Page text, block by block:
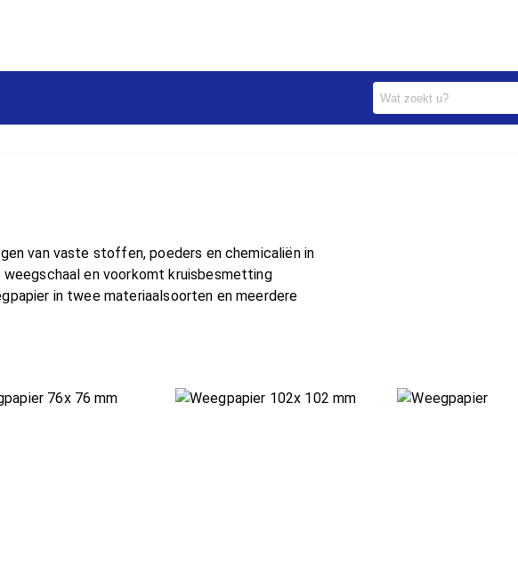
van vaste stoffen, poeders en chemicaliën in
en voorkomt kruisbesmetting
in twee materiaalsoorten en meerdere